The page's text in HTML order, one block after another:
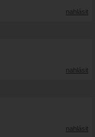
nahlásit
nahlásit
nahlásit